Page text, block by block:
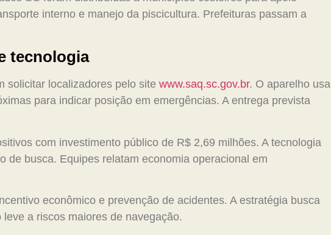
interno e manejo da piscicultura. Prefeituras passam a
tecnologia
solicitar localizadores pelo site www.saq.sc.gov.br. O aparelho usa
para indicar posição em emergências. A entrega prevista
com investimento público de R$ 2,69 milhões. A tecnologia
de busca. Equipes relatam economia operacional em
econômico e prevenção de acidentes. A estratégia busca
a riscos maiores de navegação.